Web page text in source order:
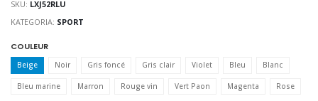
SKU: LXJ52RLU
KATEGORIA: SPORT
COULEUR
Beige Noir Gris foncé Gris clair Violet Bleu Blanc
Bleu marine Marron Rouge vin Vert Paon Magenta Rose